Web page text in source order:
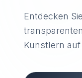
Entdecken
Künstlern